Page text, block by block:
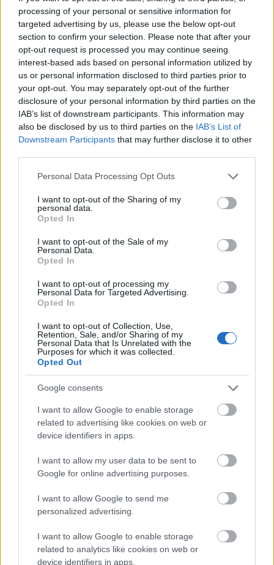
processing of your personal or sensitive information for
targeted advertising by us, please use the below opt-out
section to confirm your selection. Please note that after your
opt-out request is processed you may continue seeing
interest-based ads based on personal information utilized by
us or personal information disclosed to third parties prior to
your opt-out. You may separately opt-out of the further
disclosure of your personal information by third parties on the
IAB’s list of downstream participants. This information may
also be disclosed by us to third parties on the IAB’s List of
Downstream Participants that may further disclose it to other
Please note that this website/app uses one or more Google
not limited to your visit or usage behaviour. You may click to
grant or deny consent to Google and its third-party tags to
use your data for below specified purposes in below Google
consent section.
Personal Data Processing Opt Outs
I want to opt-out of the Sharing of my
personal data.
Opted In
I want to opt-out of the Sale of my
Personal Data.
Opted In
I want to opt-out of processing my
Personal Data for Targeted Advertising.
Opted In
I want to opt-out of Collection, Use,
Retention, Sale, and/or Sharing of my
Personal Data that Is Unrelated with the
Purposes for which it was collected.
Opted Out
Google consents
I want to allow Google to enable storage
related to advertising like cookies on web or
device identifiers in apps.
I want to allow my user data to be sent to
Google for online advertising purposes.
I want to allow Google to send me
personalized advertising.
I want to allow Google to enable storage
related to analytics like cookies on web or
device identifiers in apps.
1. Előkészületek (álcázott iránytű készítése, autós
vészkészlet összeállítása, rögtönzött testpáncél
használata, stb.)
2. Behatolás: az ellenséges terület megszállása
(beolvadás a környezetbe, magas fal megmászása,
a felszerelés álcázása a rejtekhelyen, stb.)
3. Infrastrukturális ismeretek: szállás, közlekedés,
fegyverek (zárt búvóhely kialakítása, jármű
ellopása, hangtompító készítése, stb.)
4. Megfigyelés, követés és elhárítás (a biztonsági
kamerák megtévesztése, gyalogos megfigyelés,
5. Észrevétlen behatolás (kulcs klónozása, lakat
kinyitása, lezárt poggyász felnyitása, stb.)
6. Információgyűjtés (hangrögzítő telepítése,
anonim e-mail küldése, információk elrejtése, stb.)
7. Műveleti hozzáállás (Molotov-koktél készítése,
rögtönzött robbanóeszköz készítése,
gránáttámadás túlélése)
digitális és bionyomot, őrző-védő kutya kicselezése,
stb.)
szökés autó csomagtartójából, bilincs levétele, stb.)
A magyar fordítás nagy általánosságban megfelelő,
de a szakmai hibák most sem maradnak el. Az első
pillangókés van: nem kell késszakértőnek lennünk,
hogy megállapítsuk, az ott egy egykezes bicska. Az
SUV-t nyugodtan le lehetett volna fordítani
„Navy
SEAL titkos ügynök”két külön dolog összemosása; a
fényképezőgép távkioldója és a vaku távkioldója
nagyon nem ugyanaz, és elgondolkodtató, hogy egy
lefüggönyözött kocsiból suttyomban fotózó
ügynöknek miért lenne szüksége vakukioldóra,
mikor ilyen helyzetben vakuzni amúgy is
öngyilkosság… Olyan baki is előfordul, melyről nem
tudom, hogy fordítási hiba miatt értelmetlen, vagy